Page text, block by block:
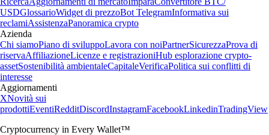
USDGlossarioWidget di prezzoBot TelegramInformativa sui
reclamiAssistenzaPanoramica crypto
Azienda
Chi siamoPiano di sviluppoLavora con noiPartnerSicurezzaProva di
riservaAffiliazioneLicenze e registrazioniHub esplorazione crypto-
assetSostenibilità ambientaleCapitaleVerificaPolitica sui conflitti di
interesse
Aggiornamenti
XNovità sui
prodottiEventiRedditDiscordInstagramFacebookLinkedinTradingView
Cryptocurrency in Every Wallet™